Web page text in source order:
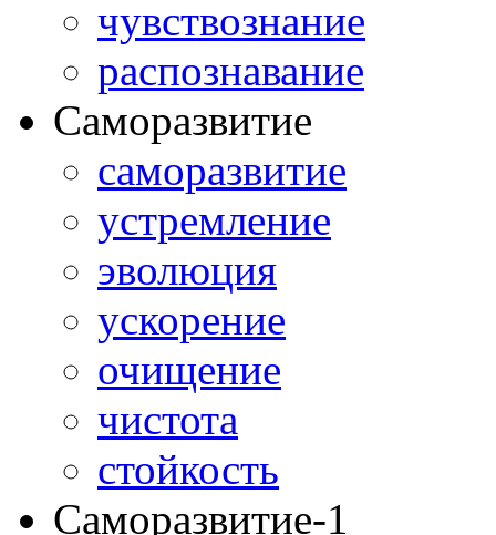
чувствознание
распознавание
Саморазвитие
саморазвитие
устремление
эволюция
ускорение
очищение
чистота
стойкость
Саморазвитие-1